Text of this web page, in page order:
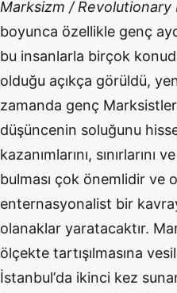
Marksizm /Revolutionary
boyunca özellikle genç
bu insanlarla birçok
olduğu açıkça görüldü,
zamanda genç
düşüncenin soluğunu
kazanımlarını, sınırlarını
bulması çok önemlidir ve
enternasyonalist bir
olanaklar yaratacaktır.
ölçekte tartışılmasına
İstanbul’da ikinci kez